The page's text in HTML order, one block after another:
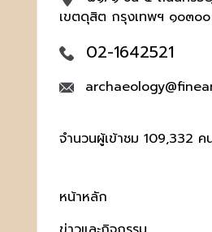
เขตดุสิต กรุงเทพฯ ๑๐๓๐๐
02-1642521
จำนวนผู้เข้าชม 109,332 ค
หน้าหลัก